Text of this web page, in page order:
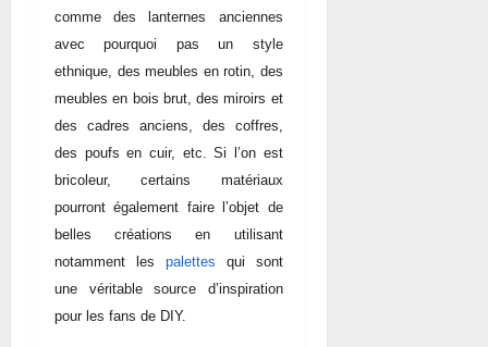
comme des lanternes anciennes
avec pourquoi pas un style
ethnique, des meubles en rotin, des
meubles en bois brut, des miroirs et
des cadres anciens, des coffres,
des poufs en cuir, etc. Si l’on est
bricoleur, certains matériaux
pourront également faire l’objet de
belles créations en utilisant
notamment les palettes qui sont
une véritable source d’inspiration
pour les fans de DIY.